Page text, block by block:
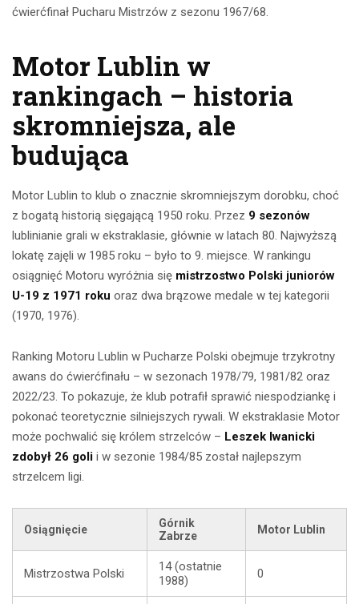
ćwierćfinał Pucharu Mistrzów z sezonu 1967/68.
Motor Lublin w
rankingach – historia
skromniejsza, ale
budująca
Motor Lublin to klub o znacznie skromniejszym dorobku, choć
z bogatą historią sięgającą 1950 roku. Przez 9 sezonów
lublinianie grali w ekstraklasie, głównie w latach 80. Najwyższą
lokatę zajęli w 1985 roku – było to 9. miejsce. W rankingu
osiągnięć Motoru wyróżnia się mistrzostwo Polski juniorów
U-19 z 1971 roku oraz dwa brązowe medale w tej kategorii
(1970, 1976).
Ranking Motoru Lublin w Pucharze Polski obejmuje trzykrotny
awans do ćwierćfinału – w sezonach 1978/79, 1981/82 oraz
2022/23. To pokazuje, że klub potrafił sprawić niespodziankę i
pokonać teoretycznie silniejszych rywali. W ekstraklasie Motor
może pochwalić się królem strzelców – Leszek Iwanicki
zdobył 26 goli i w sezonie 1984/85 został najlepszym
strzelcem ligi.
Osiągnięcie
Górnik
Zabrze
Motor Lublin
Mistrzostwa Polski
14 (ostatnie
1988)
0